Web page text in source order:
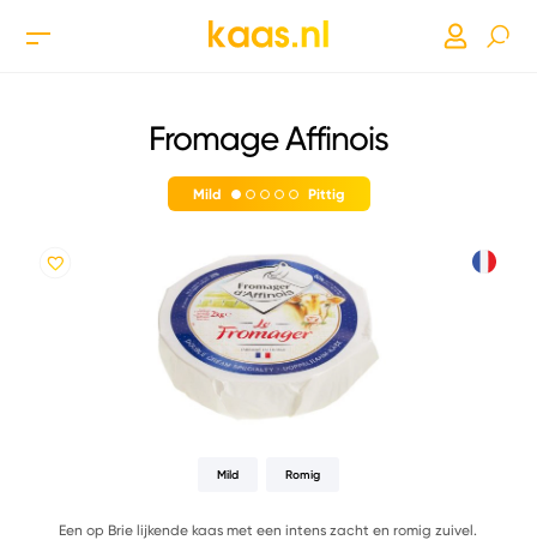
Fromage Affinois
Mild Pittig
Mild Romig
Een op Brie lijkende kaas met een intens zacht en romig zuivel.